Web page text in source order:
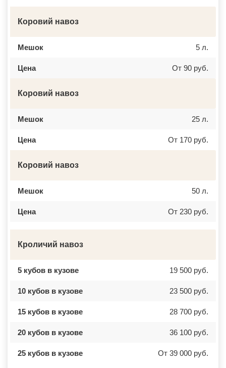
Коровий навоз
Мешок 5 л.
Цена От 90 руб.
Коровий навоз
Мешок 25 л.
Цена От 170 руб.
Коровий навоз
Мешок 50 л.
Цена От 230 руб.
Кроличий навоз
5 кубов в кузове 19 500 руб.
10 кубов в кузове 23 500 руб.
15 кубов в кузове 28 700 руб.
20 кубов в кузове 36 100 руб.
25 кубов в кузове От 39 000 руб.